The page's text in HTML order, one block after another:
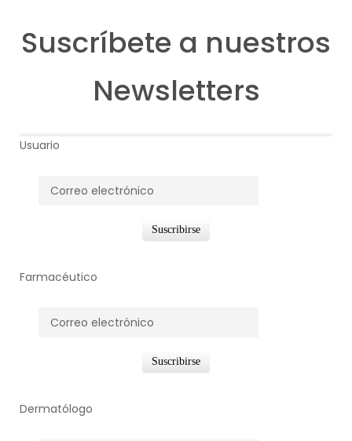
Suscríbete a nuestros
Newsletters
Usuario
Farmacéutico
Dermatólogo